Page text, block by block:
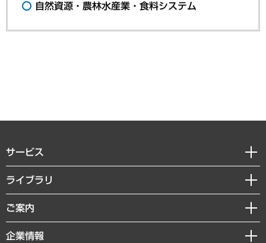
自然資源・農林水産業・食料システム
サービス
経営戦略
組織・人事戦略
デジタルイノベーション
ライブラリ
経済調査
レポート
コラム
ご案内
セミナー・イベント情報
企業情報